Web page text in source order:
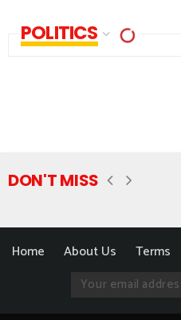
POLITICS
DON'T MISS
Home About Us Terms